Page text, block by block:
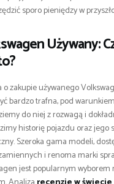
sporo pieniędzy w
Używany:
o zakupie używanego
bardzo trafna, pod
do niej z rozwagą i
historię pojazdu oraz jego
Szeroka gama modeli,
i renoma marki
jest popularnym wyborem